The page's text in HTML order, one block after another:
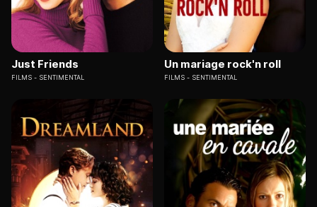
Just Friends
FILMS SENTIMENTAL
Un mariage rock'n roll
FILMS SENTIMENTAL